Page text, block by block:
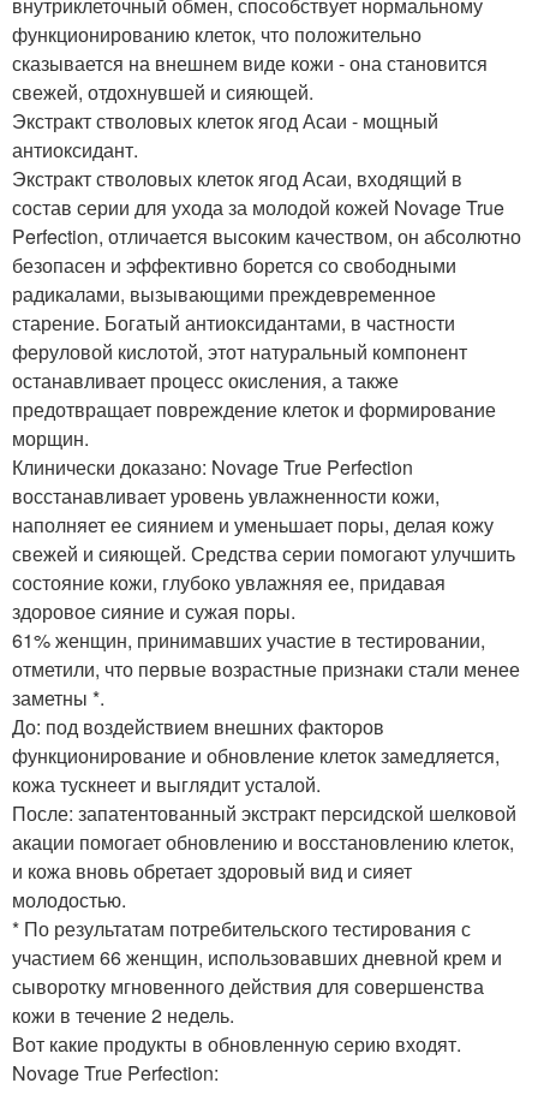
внутриклеточный обмен, способствует нормальному
функционированию клеток, что положительно
сказывается на внешнем виде кожи - она становится
свежей, отдохнувшей и сияющей.
Экстракт стволовых клеток ягод Асаи - мощный
антиоксидант.
Экстракт стволовых клеток ягод Асаи, входящий в
состав серии для ухода за молодой кожей Novage True
Perfection, отличается высоким качеством, он абсолютно
безопасен и эффективно борется со свободными
радикалами, вызывающими преждевременное
старение. Богатый антиоксидантами, в частности
феруловой кислотой, этот натуральный компонент
останавливает процесс окисления, а также
предотвращает повреждение клеток и формирование
морщин.
Клинически доказано: Novage True Perfection
восстанавливает уровень увлажненности кожи,
наполняет ее сиянием и уменьшает поры, делая кожу
свежей и сияющей. Средства серии помогают улучшить
состояние кожи, глубоко увлажняя ее, придавая
здоровое сияние и сужая поры.
61% женщин, принимавших участие в тестировании,
отметили, что первые возрастные признаки стали менее
заметны *.
До: под воздействием внешних факторов
функционирование и обновление клеток замедляется,
кожа тускнеет и выглядит усталой.
После: запатентованный экстракт персидской шелковой
акации помогает обновлению и восстановлению клеток,
и кожа вновь обретает здоровый вид и сияет
молодостью.
* По результатам потребительского тестирования с
участием 66 женщин, использовавших дневной крем и
сыворотку мгновенного действия для совершенства
кожи в течение 2 недель.
Вот какие продукты в обновленную серию входят.
Novage True Perfection: